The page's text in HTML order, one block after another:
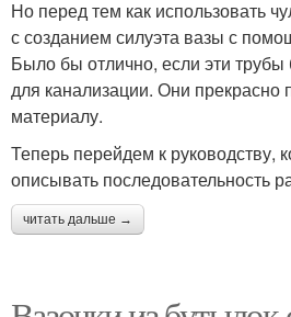
Но перед тем как использовать
с созданием силуэта вазы с
Было бы отлично, если эти
для канализации. Они прекрасно
материалу.
Теперь перейдем к руководству,
описывать последовательность
читать дальше →